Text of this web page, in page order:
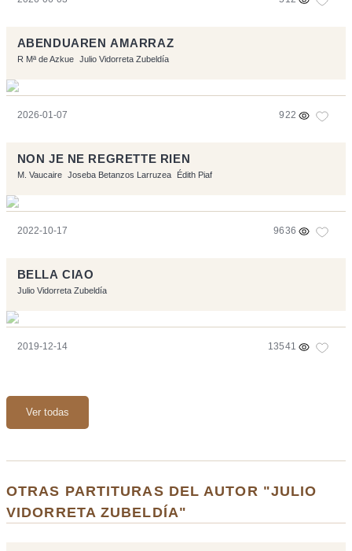
ABENDUAREN AMARRAZ
R Mª de Azkue Julio Vidorreta Zubeldía
2026-01-07 922
NON JE NE REGRETTE RIEN
M. Vaucaire Joseba Betanzos Larruzea Édith Piaf
2022-10-17 9636
BELLA CIAO
Julio Vidorreta Zubeldía
2019-12-14 13541
Ver todas
OTRAS PARTITURAS DEL AUTOR "JULIO
VIDORRETA ZUBELDÍA"